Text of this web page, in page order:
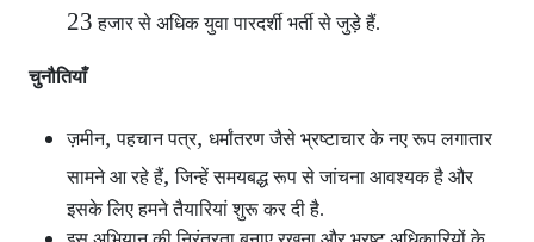
23 हजार से अधिक युवा पारदर्शी भर्ती से जुड़े हैं.
चुनौतियाँ
ज़मीन,पहचान पत्र, धर्मांतरण जैसे भ्रष्टाचार के नए रूप लगातार
सामने आ रहे हैं,जिन्हें समयबद्ध रूप से जांचना आवश्यक है और
इसके लिए हमने तैयारियां शुरू कर दी है.